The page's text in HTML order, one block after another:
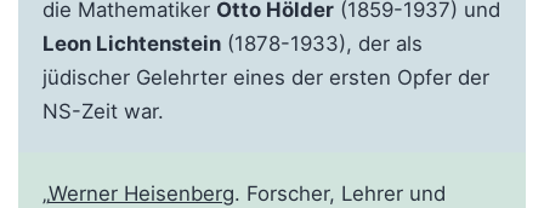
die Mathematiker Otto Hölder (1859-1937) und
Leon Lichtenstein (1878-1933), der als
jüdischer Gelehrter eines der ersten Opfer der
NS-Zeit war.
„Werner Heisenberg. Forscher, Lehrer und